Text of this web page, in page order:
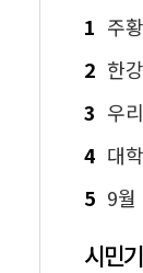
1 주황색
2 한강
3 우리
4 대학
5 9월 20
시민